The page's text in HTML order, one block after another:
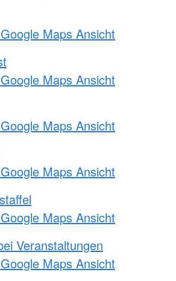
Maps Ansicht
Maps Ansicht
Maps Ansicht
Maps Ansicht
Maps Ansicht
Veranstaltungen
Maps Ansicht